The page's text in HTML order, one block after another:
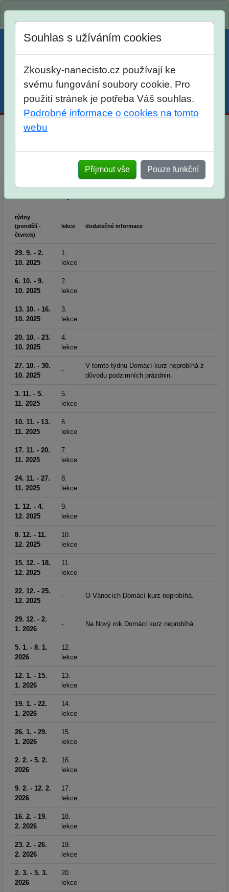
Menu Účet Košík
Seznam lekcí
Souhlas s užíváním cookies
Zkousky-nanecisto.cz používají ke
svému fungování soubory cookie. Pro
použití stránek je potřeba Váš souhlas.
Podrobné informace o cookies na tomto
webu
Přijmout vše Pouze funkční
týdny
(pondělí -
čtvrtek)
lekce dodatečné informace
29. 9. - 2.
10. 2025
1.
lekce
6. 10. - 9.
10. 2025
2.
lekce
13. 10. - 16.
10. 2025
3.
lekce
20. 10. - 23.
10. 2025
4.
lekce
27. 10. - 30.
10. 2025
-
V tomto týdnu Domácí kurz neprobíhá z
důvodu podzimních prázdnin.
3. 11. - 5.
11. 2025
5.
lekce
10. 11. - 13.
11. 2025
6.
lekce
17. 11. - 20.
11. 2025
7.
lekce
24. 11. - 27.
11. 2025
8.
lekce
1. 12. - 4.
12. 2025
9.
lekce
8. 12. - 11.
12. 2025
10.
lekce
15. 12. - 18.
12. 2025
11.
lekce
22. 12. - 25.
12. 2025
- O Vánocích Domácí kurz neprobíhá.
29. 12. - 2.
1. 2026
- Na Nový rok Domácí kurz neprobíhá.
5. 1. - 8. 1.
2026
12.
lekce
12. 1. - 15.
1. 2026
13.
lekce
19. 1. - 22.
1. 2026
14.
lekce
26. 1. - 29.
1. 2026
15.
lekce
2. 2. - 5. 2.
2026
16.
lekce
9. 2. - 12. 2.
2026
17.
lekce
16. 2. - 19.
2. 2026
18.
lekce
23. 2. - 26.
2. 2026
19.
lekce
2. 3. - 5. 3.
2026
20.
lekce